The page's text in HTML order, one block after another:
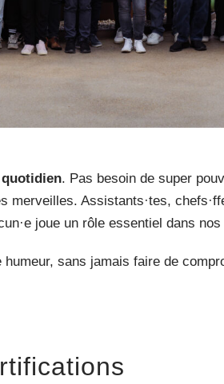
. Pas besoin de super
merveilles. Assistants·tes,
joue un rôle essentiel dans
sans jamais faire de